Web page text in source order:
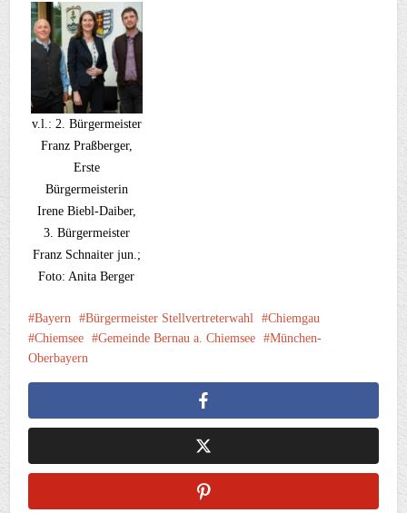
v.l.: 2. Bürgermeister
Franz Praßberger,
Erste
Bürgermeisterin
Irene Biebl-Daiber,
3. Bürgermeister
Franz Schnaiter jun.;
Foto: Anita Berger
Bayern Bürgermeister Stellvertreterwahl
Chiemgau
Chiemsee
Gemeinde Bernau a. Chiemsee
München-
Oberbayern